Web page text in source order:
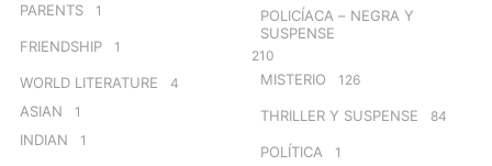
PARENTS 1
FRIENDSHIP 1
WORLD LITERATURE 4
ASIAN 1
INDIAN 1
POLICÍACA – NEGRA Y
SUSPENSE
210
MISTERIO 126
THRILLER Y SUSPENSE 84
POLÍTICA 1